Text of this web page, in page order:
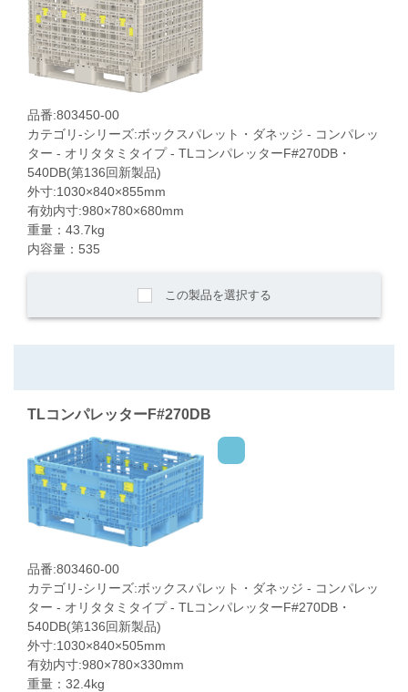
品番:803450-00
カテゴリ-シリーズ:ボックスパレット・ダネッジ - コンパレッ
ター - オリタタミタイプ - TLコンパレッターF#270DB・
540DB(第136回新製品)
外寸:1030×840×855mm
有効内寸:980×780×680mm
重量：43.7kg
内容量：535
この製品を選択する
TLコンパレッターF#270DB
品番:803460-00
カテゴリ-シリーズ:ボックスパレット・ダネッジ - コンパレッ
ター - オリタタミタイプ - TLコンパレッターF#270DB・
540DB(第136回新製品)
外寸:1030×840×505mm
有効内寸:980×780×330mm
重量：32.4kg